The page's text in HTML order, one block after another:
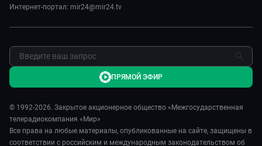
Пять причин поехать в...
Реклама
Обратная связь
Интернет-портал: mir24@mir24.tv
© 1992-2026. Закрытое акционерное общество «Межгосударственная
телерадиокомпания «Мир»
Все права на любые материалы, опубликованные на сайте, защищены в
соответствии с российским и международным законодательством об
ПРЯМОЙ ЭФИР